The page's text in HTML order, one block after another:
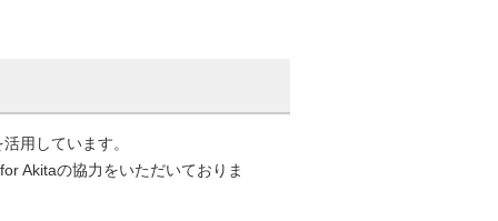
用しています。
Akitaの協力をいただいておりま